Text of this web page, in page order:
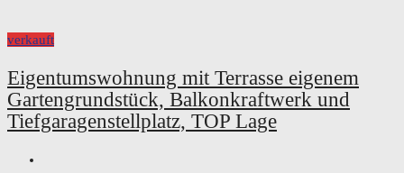
verkauft
Eigentumswohnung mit Terrasse eigenem
Gartengrundstück, Balkonkraftwerk und
Tiefgaragenstellplatz, TOP Lage